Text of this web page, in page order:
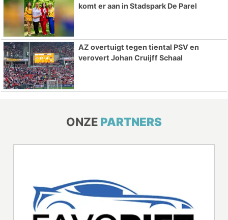
komt er aan in Stadspark De Parel
AZ overtuigt tegen tiental PSV en
verovert Johan Cruijff Schaal
ONZE PARTNERS